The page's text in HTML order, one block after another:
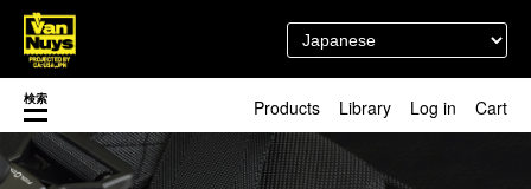
検索 Products
新着／最近発売の新商品
Library
渋谷店
徳島店
Log in Cart